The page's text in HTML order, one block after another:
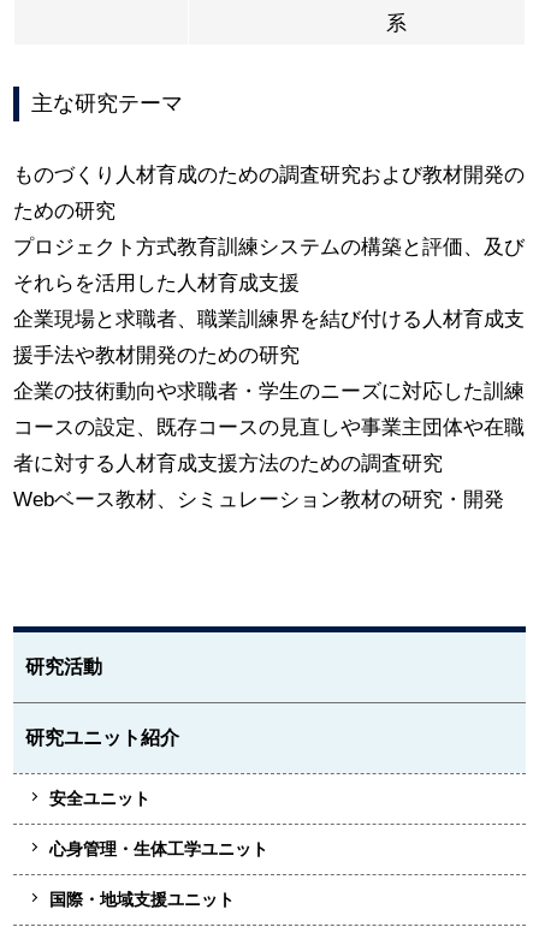
系
主な研究テーマ
ものづくり人材育成のための調査研究および教材開発の
ための研究
プロジェクト方式教育訓練システムの構築と評価、及び
それらを活用した人材育成支援
企業現場と求職者、職業訓練界を結び付ける人材育成支
援手法や教材開発のための研究
企業の技術動向や求職者・学生のニーズに対応した訓練
コースの設定、既存コースの見直しや事業主団体や在職
者に対する人材育成支援方法のための調査研究
Webベース教材、シミュレーション教材の研究・開発
研究活動
研究ユニット紹介
安全ユニット
心身管理・生体工学ユニット
国際・地域支援ユニット